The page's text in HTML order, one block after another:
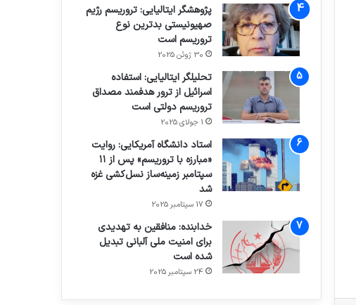
پژوهشگر ایتالیایی: تروریسم رژیم
صهیونیستی بدترین نوع
تروریسم است
30 ژوئن 2025
تحلیلگر ایتالیایی: استفاده
اسرائیل از ترور هدفمند مصداق
تروریسم دولتی است
1 جولای 2025
استاد دانشگاه آمریکایی: روایت
«مبارزه با تروریسم» پس از ۱۱
سپتامبر زمینه‌ساز نسل‌کشی غزه
شد
17 سپتامبر 2025
خدابنده: منافقین به تهدیدی
برای امنیت ملی آلبانی تبدیل
شده است
24 سپتامبر 2025